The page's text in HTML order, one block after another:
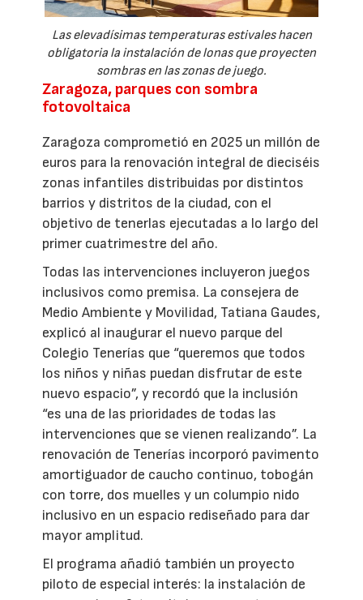
Las elevadísimas temperaturas estivales hacen
obligatoria la instalación de lonas que proyecten
sombras en las zonas de juego.
Zaragoza, parques con sombra
fotovoltaica
Zaragoza comprometió en 2025 un millón de
euros para la renovación integral de dieciséis
zonas infantiles distribuidas por distintos
barrios y distritos de la ciudad, con el
objetivo de tenerlas ejecutadas a lo largo del
primer cuatrimestre del año.
Todas las intervenciones incluyeron juegos
inclusivos como premisa. La consejera de
Medio Ambiente y Movilidad, Tatiana Gaudes,
explicó al inaugurar el nuevo parque del
Colegio Tenerías que “queremos que todos
los niños y niñas puedan disfrutar de este
nuevo espacio”, y recordó que la inclusión
“es una de las prioridades de todas las
intervenciones que se vienen realizando”. La
renovación de Tenerías incorporó pavimento
amortiguador de caucho continuo, tobogán
con torre, dos muelles y un columpio nido
inclusivo en un espacio rediseñado para dar
mayor amplitud.
El programa añadió también un proyecto
piloto de especial interés: la instalación de